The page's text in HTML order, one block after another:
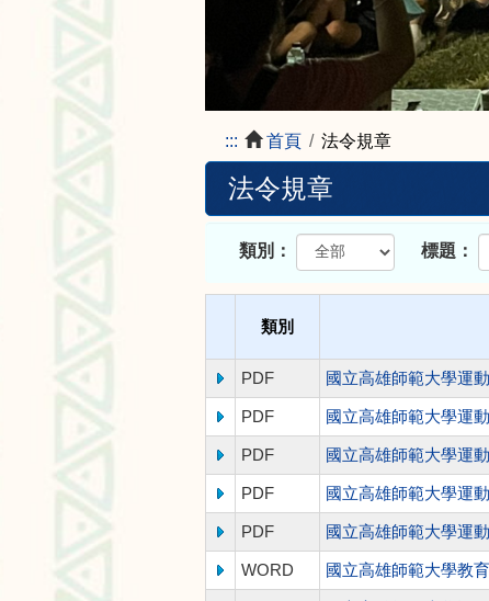
::: 首頁 法令規章
法令規章
類別： 標題：
類別
PDF 國立高雄師範大學運
PDF 國立高雄師範大學運
PDF 國立高雄師範大學運
PDF 國立高雄師範大學運
PDF 國立高雄師範大學運
WORD 國立高雄師範大學教